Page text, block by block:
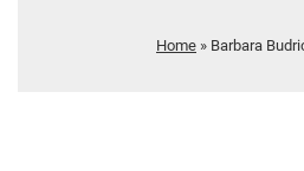
Home » Barbara